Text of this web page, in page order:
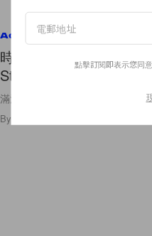
Accessories
時髦女生眼冒愛心：
Strand 推出皮革 Tote
滿滿文藝氣質的聯名手袋！
By
點擊訂閱即表示您同